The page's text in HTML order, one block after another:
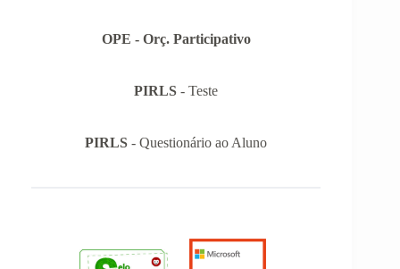
OPE - Orç. Participativo
PIRLS - Teste
PIRLS - Questionário ao Aluno